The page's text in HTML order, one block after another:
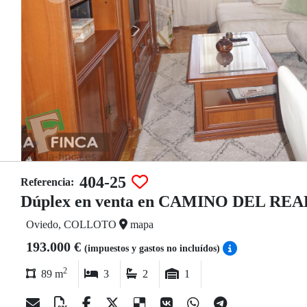
Referencia: 404-25
Dúplex en venta en CAMINO DEL
Oviedo, COLLOTO mapa
193.000 € (impuestos y gastos no incluídos)
89 m2 3 2 1